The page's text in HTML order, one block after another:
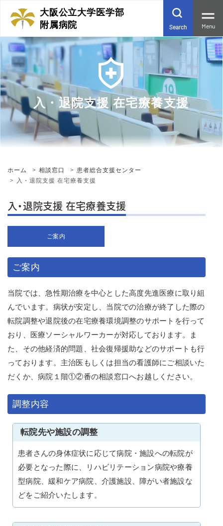
大阪公立大学医学部
附属病院
Search Menu
入・退院支援 在宅療養支援
ホーム 相談窓口
患者総合支援センター
入・退院支援 在宅療養支援
入・退院支援 在宅療養支援
ご案内
ご案内
当院では、急性期治療を中心とした高度先進医療に取り組
んでいます。病状が安定し、当院での治療が終了した際の
転院調整や退院後の在宅療養環境調整のサポートを行って
おり、医療ソーシャルワーカーが対応しております。ま
た、その他経済的問題、社会復帰援助などのサポートも行
っております。主治医もしくは担当の看護師にご相談いた
だくか、病院１階①②番の相談窓口へお越しください。
調整内容
転院先や施設の調整
患者さんの身体症状に応じて病院・施設への転院が
必要となった際に、リハビリテーション病院や療養
型病院、緩和ケア病院、介護施設、障がい者施設な
どをご紹介いたします。